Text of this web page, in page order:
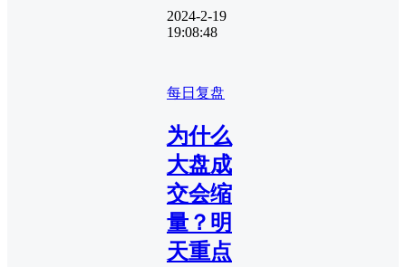
2024-2-19
19:08:48
每日复盘
为什么
大盘成
交会缩
量？明
天重点